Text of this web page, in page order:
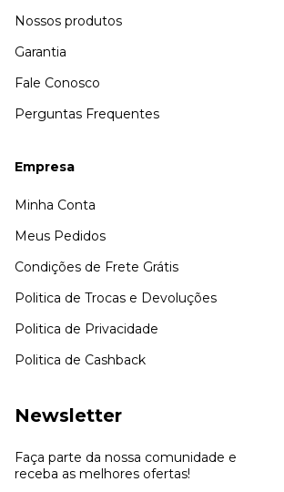
Nossos produtos
Garantia
Fale Conosco
Perguntas Frequentes
Empresa
Minha Conta
Meus Pedidos
Condições de Frete Grátis
Politica de Trocas e Devoluções
Politica de Privacidade
Politica de Cashback
Newsletter
Faça parte da nossa comunidade e
receba as melhores ofertas!